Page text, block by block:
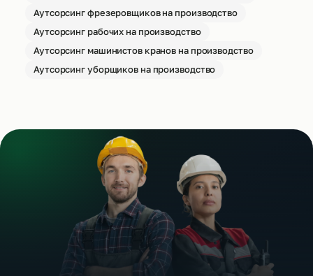
Аутсорсинг фрезеровщиков на производство
Аутсорсинг рабочих на производство
Аутсорсинг машинистов кранов на производство
Аутсорсинг уборщиков на производство